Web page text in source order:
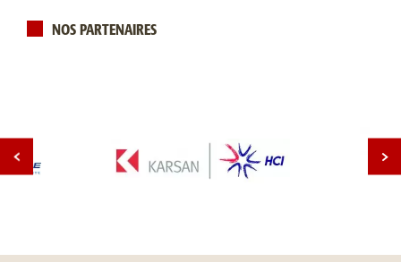
NOS PARTENAIRES